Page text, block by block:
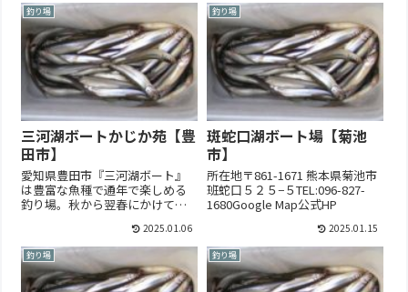
釣り場
三河湖ボートかじか苑【豊
田市】
愛知県豊田市『三河湖ボート』
は豊富な魚種で通年で楽しめる
釣り場。秋から翌春にかけては
橋釣りとボート釣りが楽しめ
る。またハッピーナイト...
2025.01.06
釣り場
斑蛇口湖ボート場【菊池
市】
所在地〒861-1671 熊本県菊池市
班蛇口５２５−５TEL:096-827-
1680Google Map公式HP
2025.01.15
釣り場 釣り場